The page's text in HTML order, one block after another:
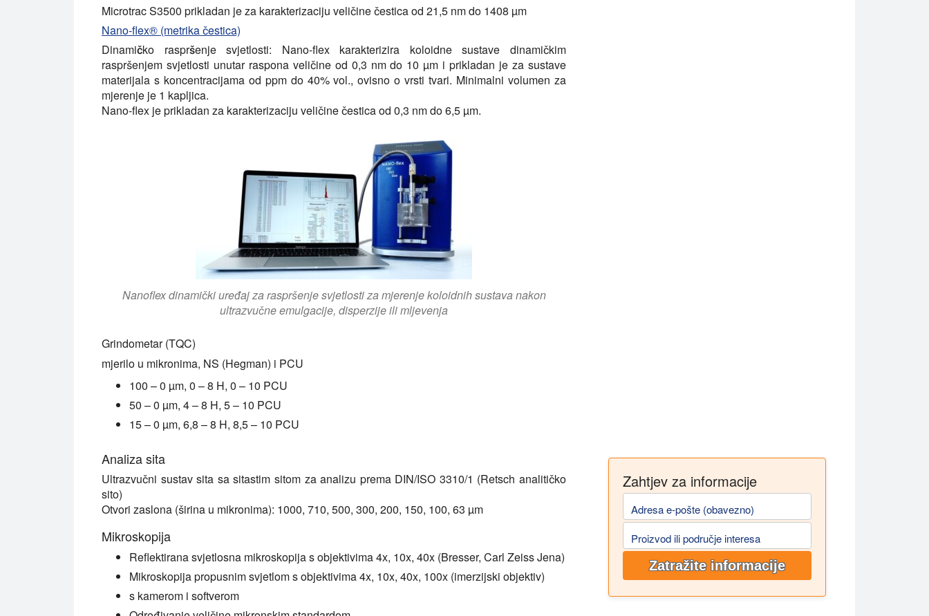
Microtrac S3500 prikladan je za karakterizaciju veličine čestica od 21,5 nm do 1408 µm
Nano-flex® (metrika čestica)
Dinamičko raspršenje svjetlosti: Nano-flex karakterizira koloidne sustave dinamičkim
raspršenjem svjetlosti unutar raspona veličine od 0,3 nm do 10 µm i prikladan je za sustave
materijala s koncentracijama od ppm do 40% vol., ovisno o vrsti tvari. Minimalni volumen za
mjerenje je 1 kapljica.
Nano-flex je prikladan za karakterizaciju veličine čestica od 0,3 nm do 6,5 µm.
Nanoflex dinamički uređaj za raspršenje svjetlosti za mjerenje koloidnih sustava nakon
ultrazvučne emulgacije, disperzije ili mljevenja
Grindometar (TQC)
mjerilo u mikronima, NS (Hegman) i PCU
100 – 0 µm, 0 – 8 H, 0 – 10 PCU
50 – 0 µm, 4 – 8 H, 5 – 10 PCU
15 – 0 µm, 6,8 – 8 H, 8,5 – 10 PCU
Analiza sita
Ultrazvučni sustav sita sa sitastim sitom za analizu prema DIN/ISO 3310/1 (Retsch analitičko
sito)
Otvori zaslona (širina u mikronima): 1000, 710, 500, 300, 200, 150, 100, 63 µm
Mikroskopija
Reflektirana svjetlosna mikroskopija s objektivima 4x, 10x, 40x (Bresser, Carl Zeiss Jena)
Mikroskopija propusnim svjetlom s objektivima 4x, 10x, 40x, 100x (imerzijski objektiv)
s kamerom i softverom
Zahtjev za informacije
Adresa e-pošte (obavezno)
Proizvod ili područje interesa
Zatražite informacije